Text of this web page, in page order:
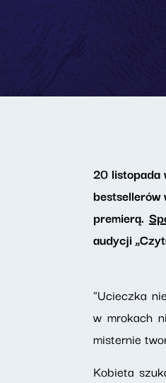
20 listopada
bestsellerów
premierą.
audycji
"Ucieczka
w mrokach
misternie
Kobieta